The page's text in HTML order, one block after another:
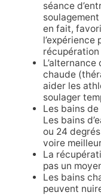
séance
en fait,
l’expérience
L’alternance
chaude
aider les
soulager
Les bains
Les bains
ou 24
voire
La
pas un
Les bains
peuvent